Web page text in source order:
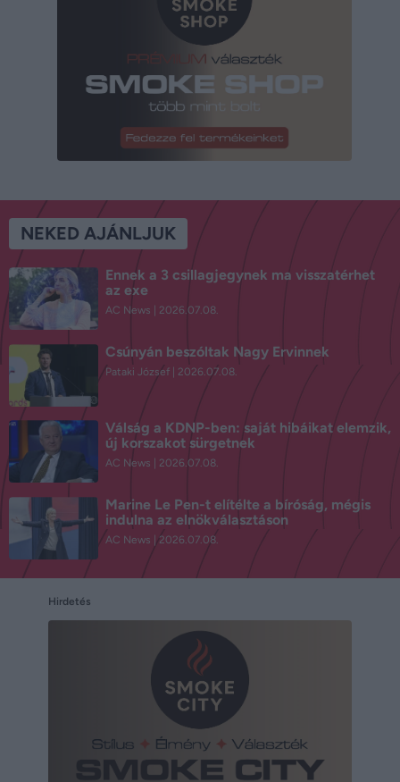
NEKED AJÁNLJUK
Ennek a 3 csillagjegynek ma visszatérhet
az exe
AC News 2026.07.08.
Csúnyán beszóltak Nagy Ervinnek
Pataki József 2026.07.08.
Válság a KDNP-ben: saját hibáikat elemzik,
új korszakot sürgetnek
AC News 2026.07.08.
Marine Le Pen-t elítélte a bíróság, mégis
indulna az elnökválasztáson
AC News 2026.07.08.
Hirdetés